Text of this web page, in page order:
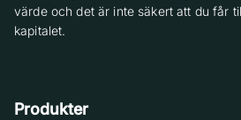
värde och det är inte säkert att du får
kapitalet.
Produkter